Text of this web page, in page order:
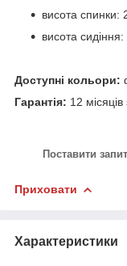
висота спинки:
висота
Доступні кольори:
Гарантія: 12
Поставити
Приховати
Характеристики